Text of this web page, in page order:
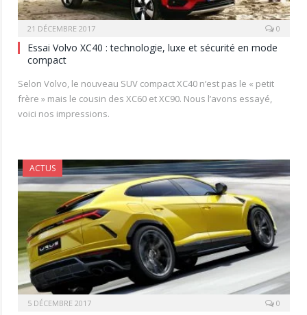
21 DÉCEMBRE 2017 0
Essai Volvo XC40 : technologie, luxe et sécurité en mode
compact
Selon Volvo, le nouveau SUV compact XC40 n’est pas le « petit
frère » mais le cousin des XC60 et XC90. Nous l’avons essayé,
voici nos impressions.
ACTUS
5 DÉCEMBRE 2017 0